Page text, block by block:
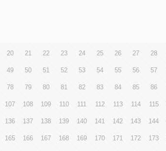
20 21 22 23 24 25 26 27 28
49 50 51 52 53 54 55 56 57
78 79 80 81 82 83 84 85 86
107 108 109 110 111 112 113 114 115
136 137 138 139 140 141 142 143 144
165 166 167 168 169 170 171 172 173